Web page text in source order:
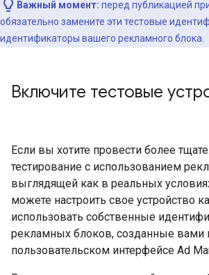
Важный момент: перед публикацией
обязательно замените эти тестовые
идентификаторы вашего рекламного блока.
Включите тестовые
Если вы хотите провести более
тестирование с использованием
выглядящей как в реальных
можете настроить свое устройство
использовать собственные
рекламных блоков, созданные вами
пользовательском интерфейсе Ad